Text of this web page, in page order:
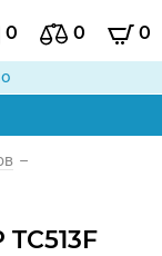
0 0 0
–